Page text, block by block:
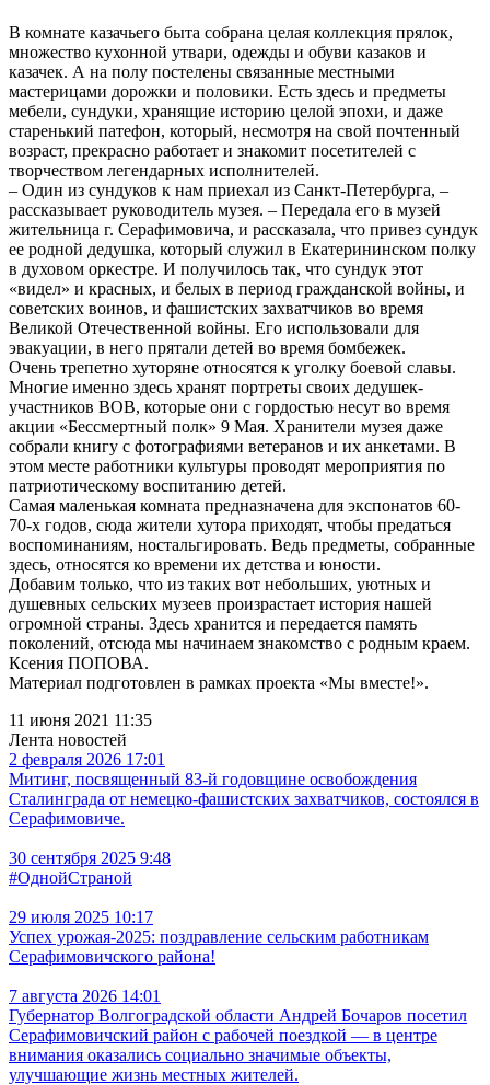
В комнате казачьего быта собрана целая коллекция прялок,
множество кухонной утвари, одежды и обуви казаков и
казачек. А на полу постелены связанные местными
мастерицами дорожки и половики. Есть здесь и предметы
мебели, сундуки, хранящие историю целой эпохи, и даже
старенький патефон, который, несмотря на свой почтенный
возраст, прекрасно работает и знакомит посетителей с
творчеством легендарных исполнителей.
– Один из сундуков к нам приехал из Санкт-Петербурга, –
рассказывает руководитель музея. – Передала его в музей
жительница г. Серафимовича, и рассказала, что привез сундук
ее родной дедушка, который служил в Екатерининском полку
в духовом оркестре. И получилось так, что сундук этот
«видел» и красных, и белых в период гражданской войны, и
советских воинов, и фашистских захватчиков во время
Великой Отечественной войны. Его использовали для
эвакуации, в него прятали детей во время бомбежек.
Очень трепетно хуторяне относятся к уголку боевой славы.
Многие именно здесь хранят портреты своих дедушек-
участников ВОВ, которые они с гордостью несут во время
акции «Бессмертный полк» 9 Мая. Хранители музея даже
собрали книгу с фотографиями ветеранов и их анкетами. В
этом месте работники культуры проводят мероприятия по
патриотическому воспитанию детей.
Самая маленькая комната предназначена для экспонатов 60-
70-х годов, сюда жители хутора приходят, чтобы предаться
воспоминаниям, ностальгировать. Ведь предметы, собранные
здесь, относятся ко времени их детства и юности.
Добавим только, что из таких вот небольших, уютных и
душевных сельских музеев произрастает история нашей
огромной страны. Здесь хранится и передается память
поколений, отсюда мы начинаем знакомство с родным краем.
Ксения ПОПОВА.
Материал подготовлен в рамках проекта «Мы вместе!».
11 июня 2021 11:35
Лента новостей
2 февраля 2026 17:01
Митинг, посвященный 83-й годовщине освобождения
Сталинграда от немецко-фашистских захватчиков, состоялся в
Серафимовиче.
30 сентября 2025 9:48
#ОднойСтраной
29 июля 2025 10:17
Успех урожая-2025: поздравление сельским работникам
Серафимовичского района!
7 августа 2026 14:01
Губернатор Волгоградской области Андрей Бочаров посетил
Серафимовичский район с рабочей поездкой — в центре
внимания оказались социально значимые объекты,
улучшающие жизнь местных жителей.